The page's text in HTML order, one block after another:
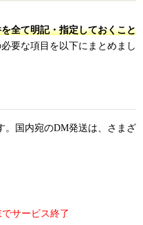
全て明記・指定しておくこと
要な項目を以下にまとめまし
。国内宛のDM発送は、さまざ
サービス終了